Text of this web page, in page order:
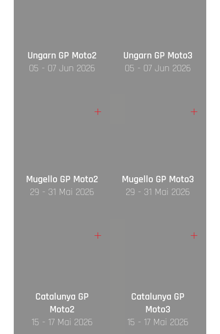
Ungarn GP Moto2
05 - 07 Jun 2026
+
Ungarn GP Moto3
05 - 07 Jun 2026
+
Mugello GP Moto2
29 - 31 Mai 2026
+
Mugello GP Moto3
29 - 31 Mai 2026
+
Catalunya GP
Moto2
15 - 17 Mai 2026
Catalunya GP
Moto3
15 - 17 Mai 2026